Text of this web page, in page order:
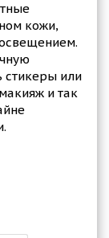
кожи,
стикеры или
и так